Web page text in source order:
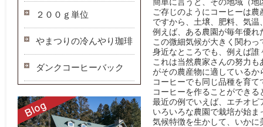
ご存じのようにコーヒーは農
ですから、土壌、肥料、気
例えば、ある農園が毎年優
この微細気候が大きく関わ
身近なところでも、例えば
これは当然農家さんの努力
がその農産物に適しているか
コーヒーでも同じ品種を育
コーヒーを作ることができ
最近の例でいえば、エチオ
いろいろな農園で栽培が始
気候特徴を生かして、いか
２００ｇ単位
やまつりの冷んやり珈琲
ダンクコーヒーバック